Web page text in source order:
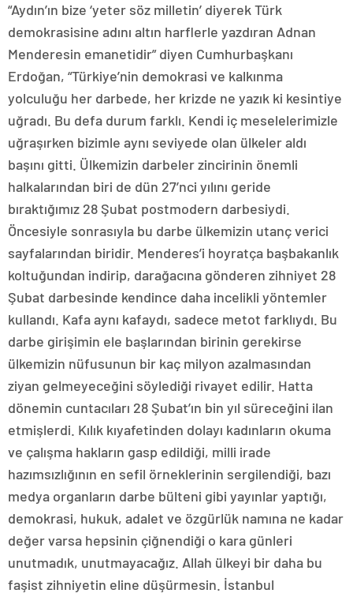
“Aydın’ın bize ‘yeter söz milletin’ diyerek Türk
demokrasisine adını altın harflerle yazdıran Adnan
Menderesin emanetidir” diyen Cumhurbaşkanı
Erdoğan, “Türkiye’nin demokrasi ve kalkınma
yolculuğu her darbede, her krizde ne yazık ki kesintiye
uğradı. Bu defa durum farklı. Kendi iç meselelerimizle
uğraşırken bizimle aynı seviyede olan ülkeler aldı
başını gitti. Ülkemizin darbeler zincirinin önemli
halkalarından biri de dün 27’nci yılını geride
bıraktığımız 28 Şubat postmodern darbesiydi.
Öncesiyle sonrasıyla bu darbe ülkemizin utanç verici
sayfalarından biridir. Menderes’i hoyratça başbakanlık
koltuğundan indirip, darağacına gönderen zihniyet 28
Şubat darbesinde kendince daha incelikli yöntemler
kullandı. Kafa aynı kafaydı, sadece metot farklıydı. Bu
darbe girişimin ele başlarından birinin gerekirse
ülkemizin nüfusunun bir kaç milyon azalmasından
ziyan gelmeyeceğini söylediği rivayet edilir. Hatta
dönemin cuntacıları 28 Şubat’ın bin yıl süreceğini ilan
etmişlerdi. Kılık kıyafetinden dolayı kadınların okuma
ve çalışma hakların gasp edildiği, milli irade
hazımsızlığının en sefil örneklerinin sergilendiği, bazı
medya organların darbe bülteni gibi yayınlar yaptığı,
demokrasi, hukuk, adalet ve özgürlük namına ne kadar
değer varsa hepsinin çiğnendiği o kara günleri
unutmadık, unutmayacağız. Allah ülkeyi bir daha bu
faşist zihniyetin eline düşürmesin. İstanbul